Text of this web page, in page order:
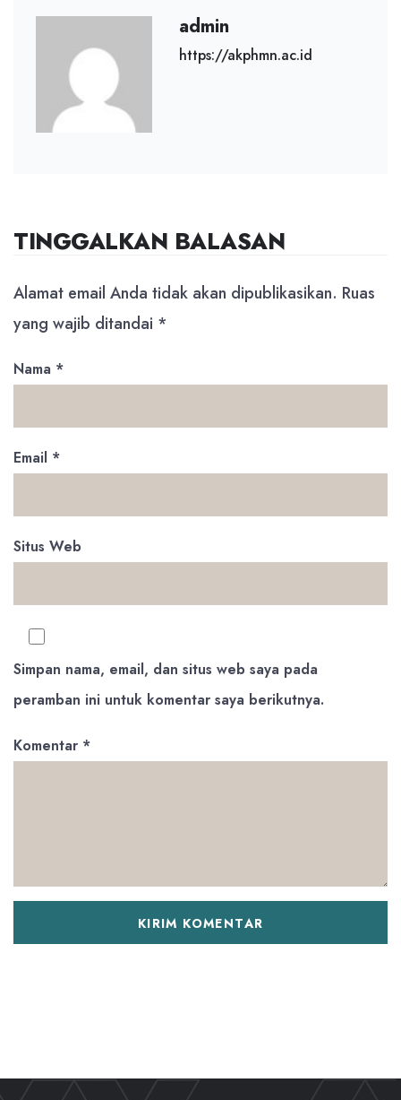
admin
https://akphmn.ac.id
TINGGALKAN BALASAN
Alamat email Anda tidak akan dipublikasikan. Ruas
yang wajib ditandai *
Nama *
Email *
Situs Web
Simpan nama, email, dan situs web saya pada
peramban ini untuk komentar saya berikutnya.
Komentar *